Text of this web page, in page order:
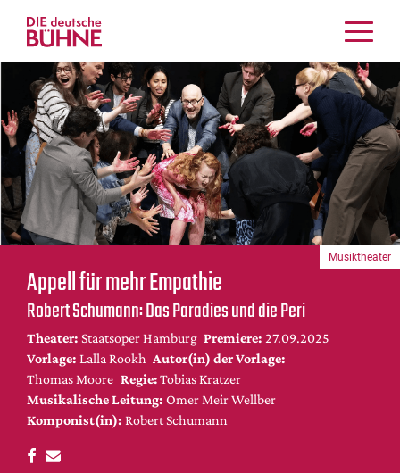
Kritiken
Schauspiel
Musiktheater
Tanz
Crossover
Bühnenwelt
Festivals & Veranstaltungen
Menschen & Theater
Themen
Internationales
Nachrufe
Medientipps
DdB-map
Kalender
Appell für mehr Empathie
Robert Schumann: Das Paradies und die Peri
Theater: Staatsoper Hamburg Premiere: 27.09.2025
Vorlage: Lalla Rookh Autor(in) der Vorlage:
Thomas Moore Regie: Tobias Kratzer
Musikalische Leitung: Omer Meir Wellber
Komponist(in): Robert Schumann
Musiktheater